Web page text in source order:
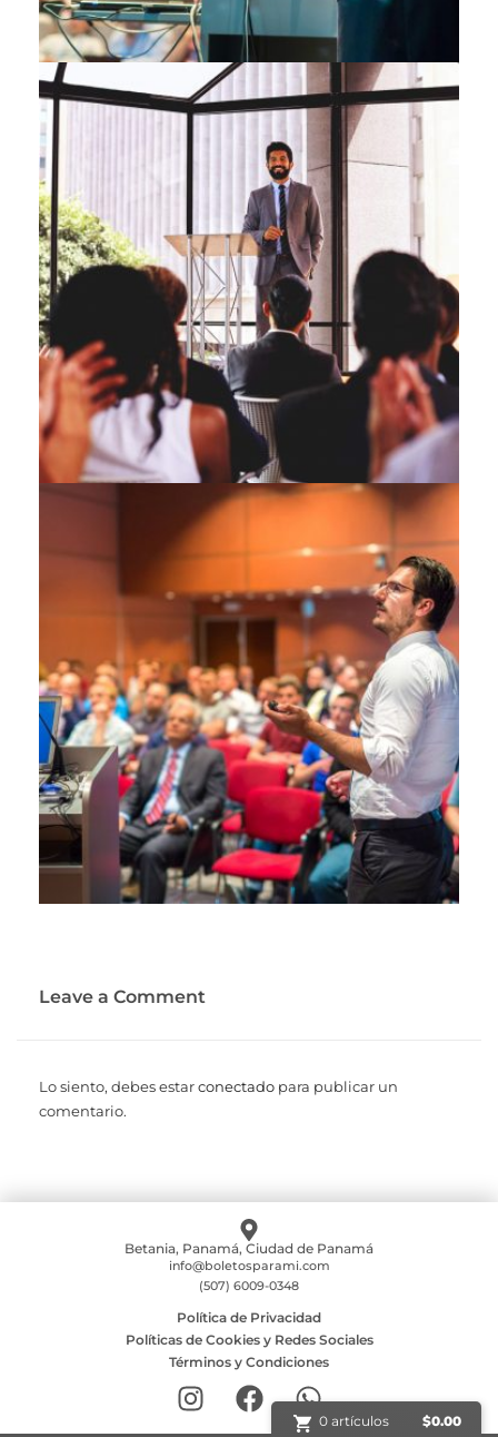
Leave a Comment
Lo siento, debes estarconectado para publicar un
comentario.
Betania, Panamá, Ciudad de Panamá
info@boletosparami.com
(507) 6009-0348
Política de Privacidad
Políticas de Cookies y Redes Sociales
Términos y Condiciones
0 artículos $0.00